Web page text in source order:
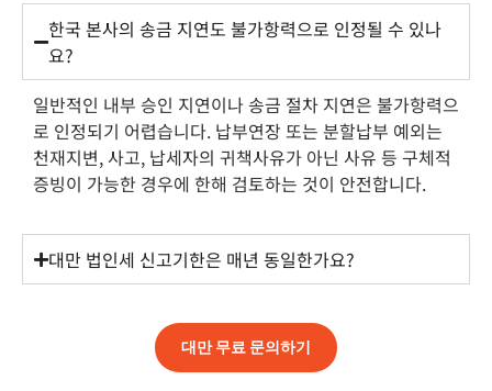
한국 본사의 송금 지연도 불가항력으로 인정될 수 있나
요?
일반적인 내부 승인 지연이나 송금 절차 지연은 불가항력으
로 인정되기 어렵습니다. 납부연장 또는 분할납부 예외는
천재지변, 사고, 납세자의 귀책사유가 아닌 사유 등 구체적
증빙이 가능한 경우에 한해 검토하는 것이 안전합니다.
대만 법인세 신고기한은 매년 동일한가요?
대만 무료 문의하기